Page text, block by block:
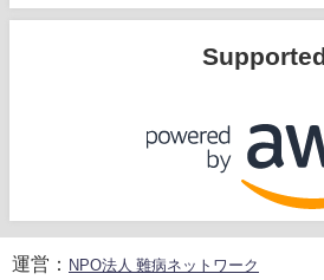
Supported
運営： NPO法人 難病ネットワーク